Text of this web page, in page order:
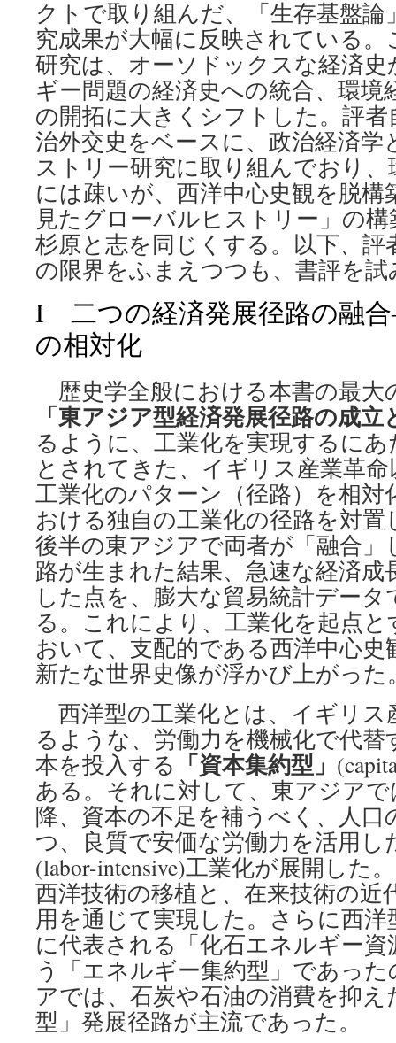
クトで取り組んだ、「生存基盤
究成果が大幅に反映されている。
研究は、オーソドックスな経済
ギー問題の経済史への統合、環境
の開拓に大きくシフトした。評
治外交史をベースに、政治経済
ストリー研究に取り組んでおり
には疎いが、西洋中心史観を脱
見たグローバルヒストリー」の
杉原と志を同じくする。以下、
の限界をふまえつつも、書評を
I 二つの経済発展径路の融
の相対化
歴史学全般における本書の最大
「東アジア型経済発展径路の成立
るように、工業化を実現するに
とされてきた、イギリス産業革
工業化のパターン（径路）を相
おける独自の工業化の径路を対置
後半の東アジアで両者が「融合」
路が生まれた結果、急速な経済成
した点を、膨大な貿易統計デー
る。これにより、工業化を起点
おいて、支配的である西洋中心
新たな世界史像が浮かび上がった
西洋型の工業化とは、イギリス
るような、労働力を機械化で代
本を投入する 「資本集約型」
ある。それに対して、東アジアで
降、資本の不足を補うべく、人
つ、良質で安価な労働力を活用し
(labor-intensive)工業化が展開した
西洋技術の移植と、在来技術の近
用を通じて実現した。さらに西
に代表される「化石エネルギー
う「エネルギー集約型」であっ
アでは、石炭や石油の消費を抑
型」発展径路が主流であった。